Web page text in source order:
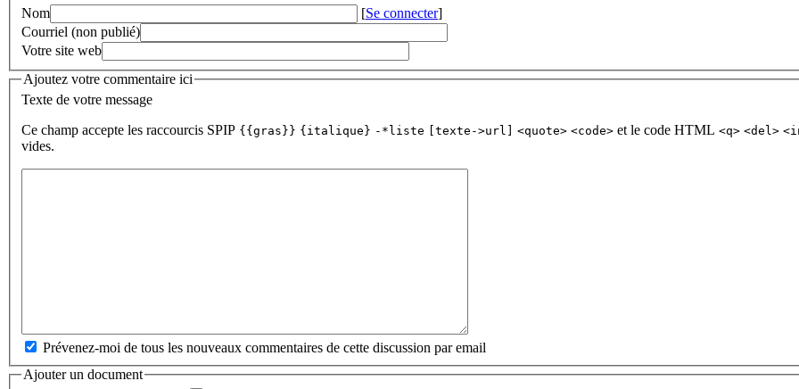
Nom
[Se connecter]
Courriel (non publié)
Votre site web
Ajoutez votre commentaire ici
Texte de votre message
Ce champ accepte les raccourcis SPIP {{gras}} {italique} -*liste [texte->url] <quote> <code> et le code HTML <q> <del>
vides.
Prévenez-moi de tous les nouveaux commentaires de cette discussion par email
Ajouter un document